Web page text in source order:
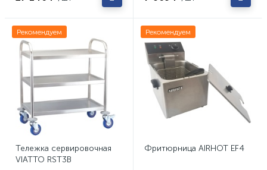
Рекомендуем
Тележка сервировочная
VIATTO RST3B
Рекомендуем
Фритюрница AIRHOT EF4